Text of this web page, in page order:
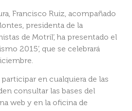
Francisco Ruiz, acompañado
presidenta de la
de Motril’, ha presentado el
2015’, que se celebrará
en cualquiera de las
consultar las bases del
web y en la oficina de